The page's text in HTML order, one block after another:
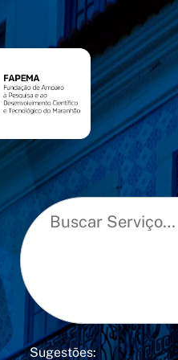
Sugestões: